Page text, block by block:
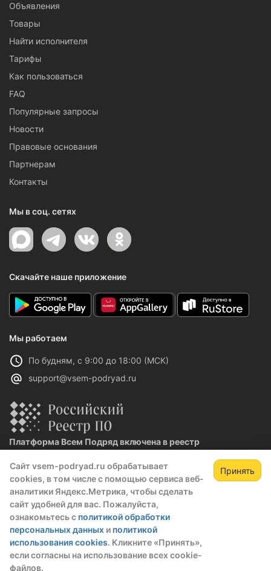
Сайт vsem-podryad.ru обрабатывает
cookies, в том числе с помощью сервиса веб-
аналитики Яндекс.Метрика, чтобы сделать
сайт удобней для вас. Пожалуйста,
ознакомьтесь с политикой обработки
персональных данных и политикой
использования cookies. Кликните «Принять»,
если согласны на использование всех cookie-
файлов.
Принять
Объявления
Товары
Найти исполнителя
Тарифы
Как пользоваться
FAQ
Популярные запросы
Новости
Правовые основания
Партнерам
Контакты
Мы в соц. сетях
Скачайте наше приложение
Мы работаем
По будням, с 9:00 до 18:00 (МСК)
support@vsem-podryad.ru
Платформа Всем Подряд включена в реестр
Реестровая запись №32021 от 06.02.2026
Политика конфиденциальности
О компании
© 2016 — 2026 ООО "Промтех"